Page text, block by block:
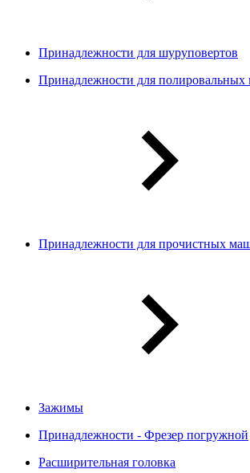
Принадлежности для шуруповертов
Принадлежности для
Принадлежности для прочистных
Зажимы
Принадлежности - Фрезер погружной
Расширительная головка